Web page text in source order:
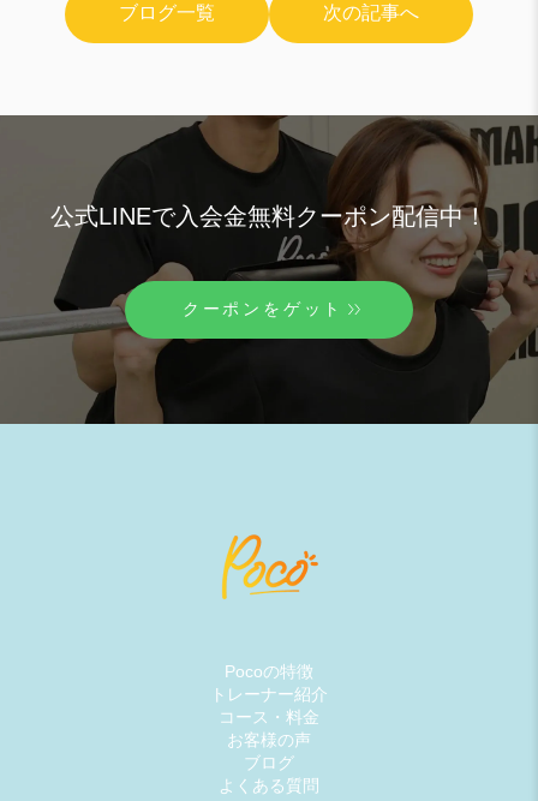
ブログ一覧 次の記事へ
公式LINEで入会金無料クーポン配信中！
クーポンをゲット
Pocoの特徴
トレーナー紹介
コース・料金
お客様の声
ブログ
よくある質問